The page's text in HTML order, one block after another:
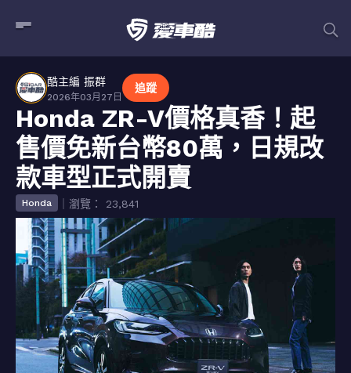
酷主編 振群
2026年03月27日
追蹤
Honda ZR-V價格真香！起
售價免新台幣80萬，日規改
款車型正式開賣
Honda ｜瀏覽： 23,841